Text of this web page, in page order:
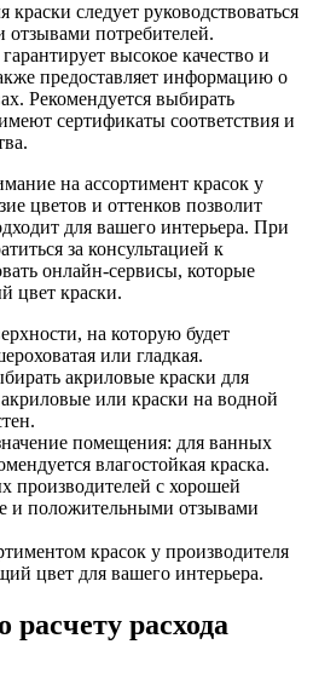
следует руководствоваться
отзывами потребителей.
высокое качество и
предоставляет информацию о
Рекомендуется выбирать
сертификаты соответствия и
на ассортимент красок у
цветов и оттенков позволит
для вашего интерьера. При
за консультацией к
онлайн-сервисы, которые
цвет краски.
на которую будет
или гладкая.
акриловые краски для
или краски на водной
помещения: для ванных
влагостойкая краска.
производителей с хорошей
и положительными отзывами
красок у производителя
цвет для вашего интерьера.
расхода